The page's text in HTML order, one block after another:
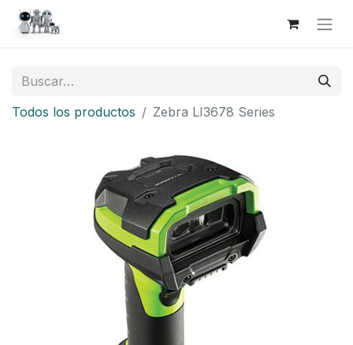
Todos los productos Zebra LI3678 Series